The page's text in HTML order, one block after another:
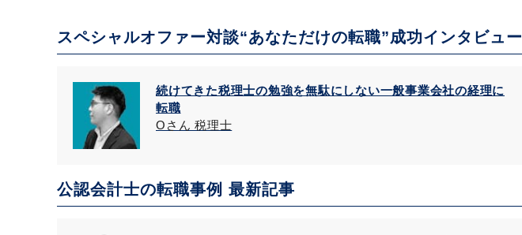
スペシャルオファー対談“あなただけの転職”成功インタビュー
続けてきた税理士の勉強を無駄にしない一般事業会社の経理に
転職
Oさん 税理士
公認会計士の転職事例 最新記事